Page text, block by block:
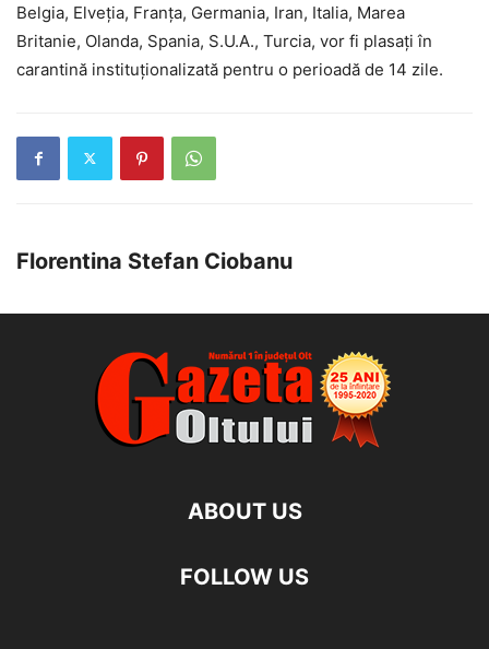
Belgia, Elveția, Franța, Germania, Iran, Italia, Marea
Britanie, Olanda, Spania, S.U.A., Turcia, vor fi plasați în
carantină instituționalizată pentru o perioadă de 14 zile.
Florentina Stefan Ciobanu
ABOUT US
FOLLOW US